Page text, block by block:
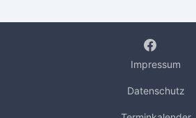
Impressum
Datenschutz